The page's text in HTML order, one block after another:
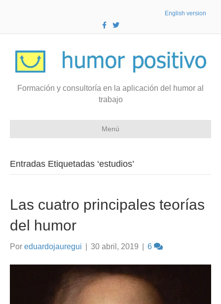
English version
c
o
T
w
i
e
Formación y consultoría en la aplicación del humor al
trabajo
Menú
Entradas Etiquetadas ‘estudios’
Las cuatro principales teorías
del humor
Por eduardojauregui 30 abril, 2019 6